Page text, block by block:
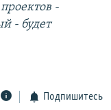
-
- будет
Подпишитесь